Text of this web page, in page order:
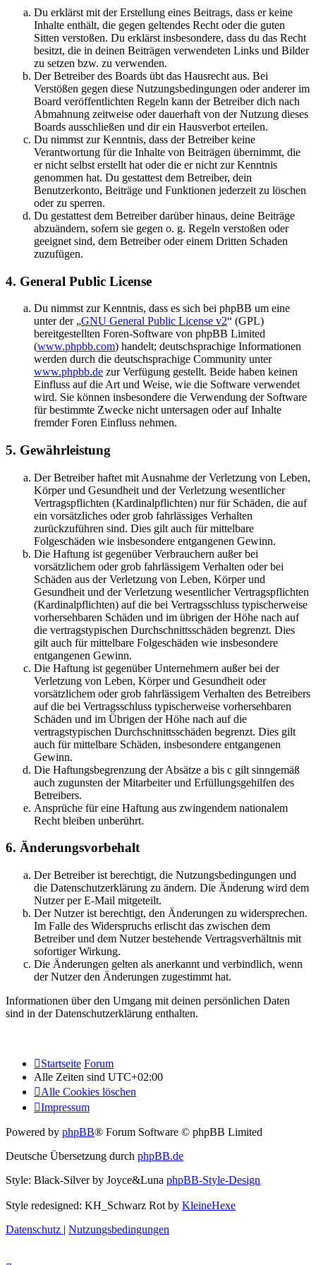
Du erklärst mit der Erstellung eines Beitrags, dass er keine
Inhalte enthält, die gegen geltendes Recht oder die guten
Sitten verstoßen. Du erklärst insbesondere, dass du das Recht
besitzt, die in deinen Beiträgen verwendeten Links und Bilder
zu setzen bzw. zu verwenden.
Der Betreiber des Boards übt das Hausrecht aus. Bei
Verstößen gegen diese Nutzungsbedingungen oder anderer im
Board veröffentlichten Regeln kann der Betreiber dich nach
Abmahnung zeitweise oder dauerhaft von der Nutzung dieses
Boards ausschließen und dir ein Hausverbot erteilen.
Du nimmst zur Kenntnis, dass der Betreiber keine
Verantwortung für die Inhalte von Beiträgen übernimmt, die
er nicht selbst erstellt hat oder die er nicht zur Kenntnis
genommen hat. Du gestattest dem Betreiber, dein
Benutzerkonto, Beiträge und Funktionen jederzeit zu löschen
oder zu sperren.
Du gestattest dem Betreiber darüber hinaus, deine Beiträge
abzuändern, sofern sie gegen o. g. Regeln verstoßen oder
geeignet sind, dem Betreiber oder einem Dritten Schaden
zuzufügen.
4. General Public License
Du nimmst zur Kenntnis, dass es sich bei phpBB um eine
unter der „GNU General Public License v2“ (GPL)
bereitgestellten Foren-Software von phpBB Limited
(www.phpbb.com) handelt; deutschsprachige Informationen
werden durch die deutschsprachige Community unter
www.phpbb.de zur Verfügung gestellt. Beide haben keinen
Einfluss auf die Art und Weise, wie die Software verwendet
wird. Sie können insbesondere die Verwendung der Software
für bestimmte Zwecke nicht untersagen oder auf Inhalte
fremder Foren Einfluss nehmen.
5. Gewährleistung
Der Betreiber haftet mit Ausnahme der Verletzung von Leben,
Körper und Gesundheit und der Verletzung wesentlicher
Vertragspflichten (Kardinalpflichten) nur für Schäden, die auf
ein vorsätzliches oder grob fahrlässiges Verhalten
zurückzuführen sind. Dies gilt auch für mittelbare
Folgeschäden wie insbesondere entgangenen Gewinn.
Die Haftung ist gegenüber Verbrauchern außer bei
vorsätzlichem oder grob fahrlässigem Verhalten oder bei
Schäden aus der Verletzung von Leben, Körper und
Gesundheit und der Verletzung wesentlicher Vertragspflichten
(Kardinalpflichten) auf die bei Vertragsschluss typischerweise
vorhersehbaren Schäden und im übrigen der Höhe nach auf
die vertragstypischen Durchschnittsschäden begrenzt. Dies
gilt auch für mittelbare Folgeschäden wie insbesondere
entgangenen Gewinn.
Die Haftung ist gegenüber Unternehmern außer bei der
Verletzung von Leben, Körper und Gesundheit oder
vorsätzlichem oder grob fahrlässigem Verhalten des Betreibers
auf die bei Vertragsschluss typischerweise vorhersehbaren
Schäden und im Übrigen der Höhe nach auf die
vertragstypischen Durchschnittsschäden begrenzt. Dies gilt
auch für mittelbare Schäden, insbesondere entgangenen
Gewinn.
Die Haftungsbegrenzung der Absätze a bis c gilt sinngemäß
auch zugunsten der Mitarbeiter und Erfüllungsgehilfen des
Betreibers.
Ansprüche für eine Haftung aus zwingendem nationalem
Recht bleiben unberührt.
6. Änderungsvorbehalt
Der Betreiber ist berechtigt, die Nutzungsbedingungen und
die Datenschutzerklärung zu ändern. Die Änderung wird dem
Nutzer per E-Mail mitgeteilt.
Der Nutzer ist berechtigt, den Änderungen zu widersprechen.
Im Falle des Widerspruchs erlischt das zwischen dem
Betreiber und dem Nutzer bestehende Vertragsverhältnis mit
sofortiger Wirkung.
Die Änderungen gelten als anerkannt und verbindlich, wenn
der Nutzer den Änderungen zugestimmt hat.
Informationen über den Umgang mit deinen persönlichen Daten
sind in der Datenschutzerklärung enthalten.
Startseite Forum
Alle Zeiten sind UTC+02:00
Alle Cookies löschen
Impressum
Powered by phpBB® Forum Software © phpBB Limited
Deutsche Übersetzung durch phpBB.de
Style: Black-Silver by Joyce&Luna phpBB-Style-Design
Style redesigned: KH_Schwarz Rot by KleineHexe
Datenschutz | Nutzungsbedingungen